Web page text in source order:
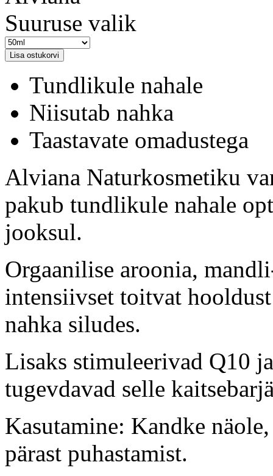
Suuruse valik
Tundlikule nahale
Niisutab nahka
Taastavate omadustega
Alviana Naturkosmetiku
pakub tundlikule nahale
jooksul.
Orgaanilise aroonia,
intensiivset toitvat
nahka siludes.
Lisaks stimuleerivad Q10
tugevdavad selle
Kasutamine: Kandke
pärast puhastamist.